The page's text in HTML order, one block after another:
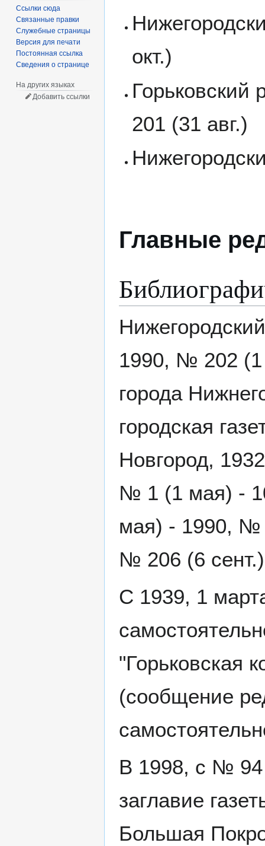
окт.)
201 (31 авг.)
Главные
1990, № 202 (1
города
городская
Новгород,
№ 1 (1 мая) -
мая) - 1990, №
№ 206 (6
С 1939, 1
"Горьковская
(сообщение
В 1998, с № 94
заглавие
Большая
Ссылки сюда
Связанные правки
Служебные страницы
Версия для печати
Постоянная ссылка
Сведения о странице
На других языках
Добавить ссылки